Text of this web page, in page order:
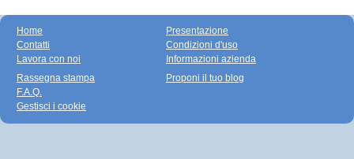
Home
Contatti
Lavora con noi
Presentazione
Condizioni d'uso
Informazioni azienda
Rassegna stampa
F.A.Q.
Gestisci i cookie
Proponi il tuo blog